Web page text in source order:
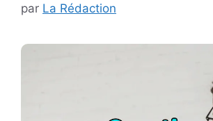
par La Rédaction